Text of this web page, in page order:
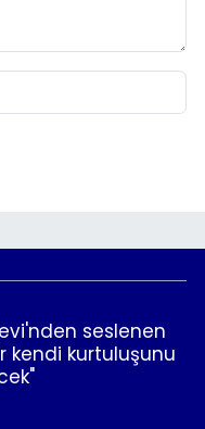
seslenen
kendi kurtuluşunu